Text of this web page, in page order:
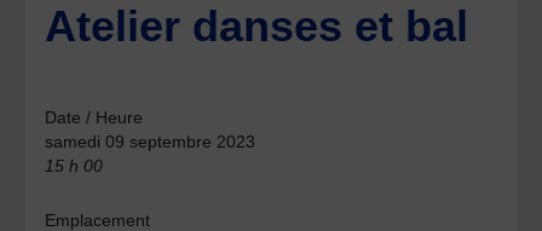
Atelier danses et bal
Date / Heure
samedi 09 septembre 2023
15 h 00
Emplacement